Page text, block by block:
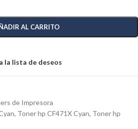
AL CARRITO
la lista de deseos
de Impresora
, Toner hp CF471X Cyan, Toner hp